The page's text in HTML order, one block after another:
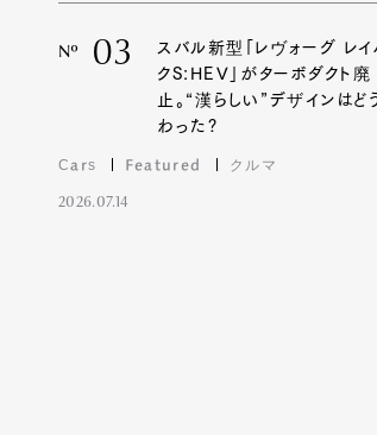
Nº 03
スバル新型「レヴォーグ レイ
クS:HEV」がターボダクト廃
止。“漢らしい”デザインはど
わった?
Cars Featured クルマ
2026.07.14